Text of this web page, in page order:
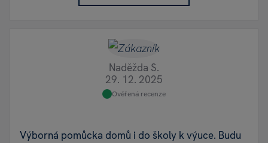
Naděžda S.
29. 12. 2025
Ověřená recenze
Výborná pomůcka domů i do školy k výuce. Budu